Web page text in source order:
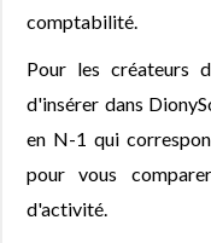
comptabilité.
Pour les créateurs
d'insérer dans
en N-1 qui
pour vous
d'activité.